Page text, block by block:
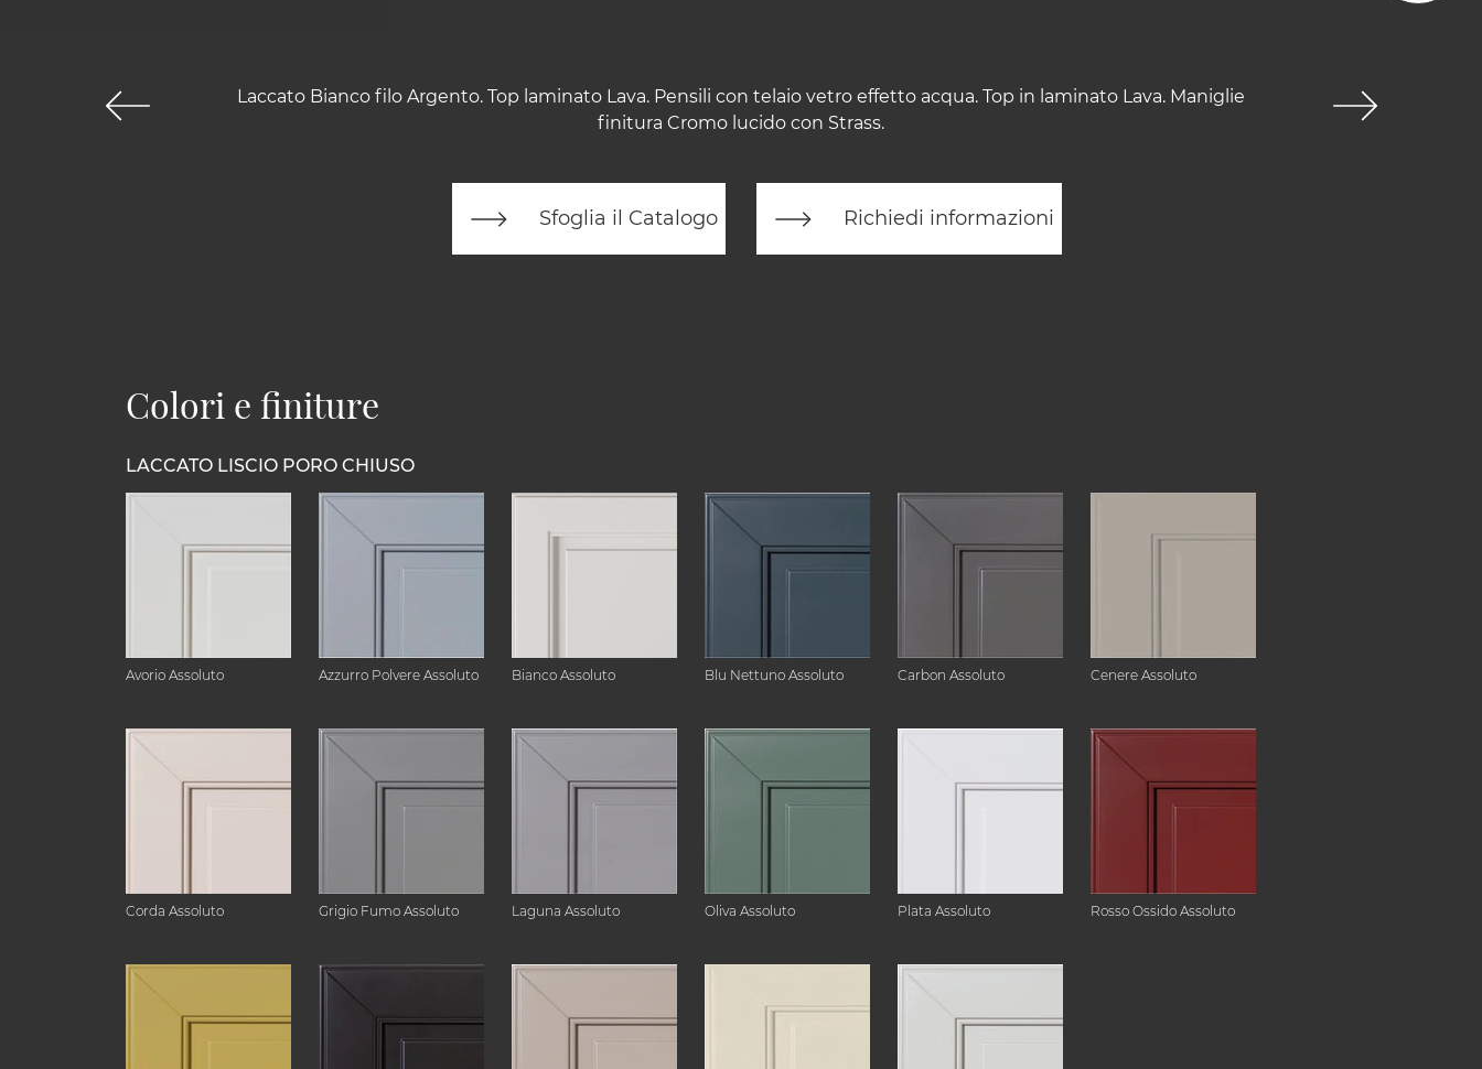
Laccato Bianco filo Argento. Top laminato Lava. Pensili con telaio vetro effetto acqua. Top in laminato Lava. Maniglie
finitura Cromo lucido con Strass.
Sfoglia il Catalogo Richiedi informazioni
Colori e finiture
LACCATO LISCIO PORO CHIUSO
Avorio Assoluto Azzurro Polvere Assoluto Bianco Assoluto Blu Nettuno Assoluto Carbon Assoluto Cenere Assoluto
Corda Assoluto Grigio Fumo Assoluto Laguna Assoluto Oliva Assoluto Plata Assoluto Rosso Ossido Assoluto